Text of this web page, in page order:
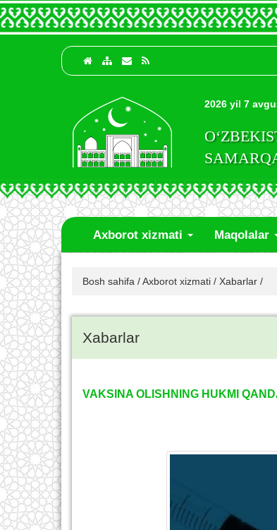
2026 yil 7
Axborot xizmati Maqolalar
Bosh sahifa /Axborot xizmati / Xabarlar /
Xabarlar
VAKSINA OLISHNING HUKMI